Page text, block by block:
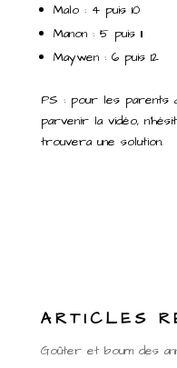
Malo : 4 puis 10
Manon : 5 puis 11
Maywen : 6 puis 12
PS : pour les parents
parvenir la vidéo,
trouvera une solution.
ARTICLES
Goûter et boum des